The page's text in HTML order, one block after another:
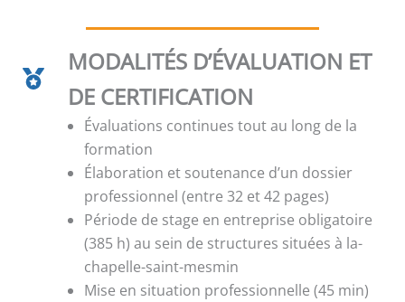
MODALITÉS D’ÉVALUATION ET
DE CERTIFICATION
Évaluations continues tout au long de la
formation
Élaboration et soutenance d’un dossier
professionnel (entre 32 et 42 pages)
Période de stage en entreprise obligatoire
(385 h) au sein de structures situées à la-
chapelle-saint-mesmin
Mise en situation professionnelle (45 min)